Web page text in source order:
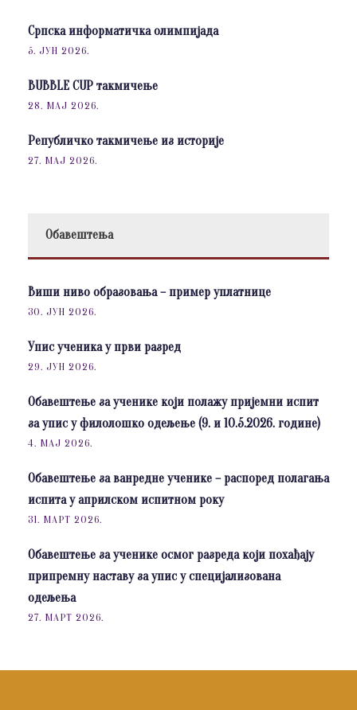
Српска информатичка олимпијада
5. ЈУН 2026.
BUBBLE CUP такмичење
28. МАЈ 2026.
Републичко такмичење из историје
27. МАЈ 2026.
Обавештења
Виши ниво образовања – пример уплатнице
30. ЈУН 2026.
Упис ученика у први разред
29. ЈУН 2026.
Обавештење за ученике који полажу пријемни испит
за упис у филолошко одељење (9. и 10.5.2026. године)
4. МАЈ 2026.
Обавештење за ванредне ученике – распоред полагања
испита у априлском испитном року
31. МАРТ 2026.
Обавештење за ученике осмог разреда који похађају
припремну наставу за упис у специјализована
одељења
27. МАРТ 2026.